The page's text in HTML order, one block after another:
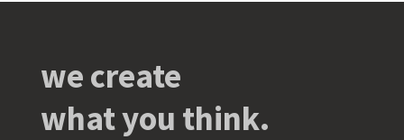
we create
what you think.